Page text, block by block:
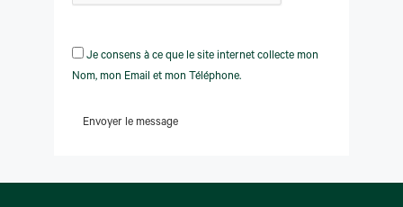
Je consens à ce que le site internet collecte mon
Nom, mon Email et mon Téléphone.
Envoyer le message